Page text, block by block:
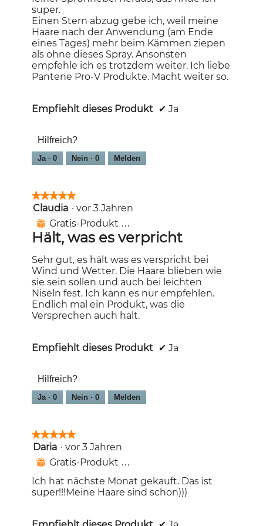
super.
Einen Stern abzug gebe ich, weil meine
Haare nach der Anwendung (am Ende
eines Tages) mehr beim Kämmen ziepen
als ohne dieses Spray. Ansonsten
empfehle ich es trotzdem weiter. Ich liebe
Pantene Pro-V Produkte. Macht weiter so.
Empfiehlt dieses Produkt ✔ Ja
Hilfreich?
Ja · 0 Nein · 0 Melden
★★★★★
★★★★★
5
von
Sternen.
Claudia · vor 3 Jahren
⊞ Gratis-Produkt erhalten
Hält, was es verpricht
Sehr gut, es hält was es verspricht bei
Wind und Wetter. Die Haare blieben wie
sie sein sollen und auch bei leichten
Niseln fest. Ich kann es nur empfehlen.
Endlich mal ein Produkt, was die
Versprechen auch hält.
Empfiehlt dieses Produkt ✔ Ja
Hilfreich?
Ja · 0 Nein · 0 Melden
★★★★★
★★★★★
5
von
Sternen.
Daria · vor 3 Jahren
⊞
Gratis-Produkt erhalten
Ich hat nächste Monat gekauft. Das ist
super!!!Meine Haare sind schon)))